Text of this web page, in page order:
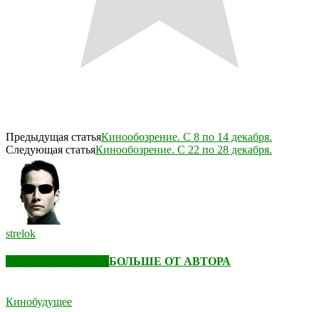
Предыдущая статьяКинообозрение. С 8 по 14 декабря.
Следующая статьяКинообозрение. С 22 по 28 декабря.
strelok
БОЛЬШЕ ОТ АВТОРА
Кинобудущее